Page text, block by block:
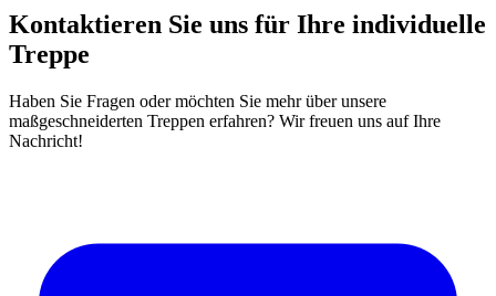
Kontaktieren Sie uns für Ihre individuelle
Treppe
Haben Sie Fragen oder möchten Sie mehr über unsere
maßgeschneiderten Treppen erfahren? Wir freuen uns auf Ihre
Nachricht!